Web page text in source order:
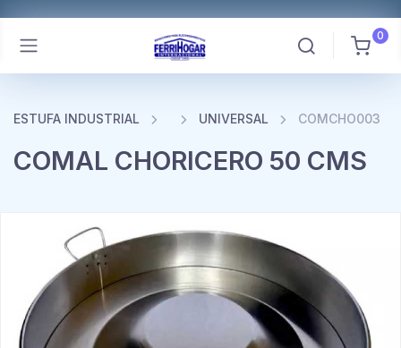
0
ESTUFA INDUSTRIAL UNIVERSAL COMCHO003
COMAL CHORICERO 50 CMS